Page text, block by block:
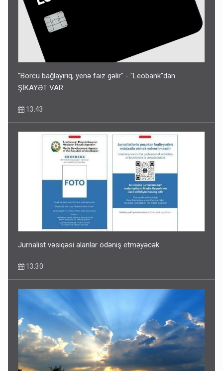
"Borcu bağlayırıq, yenə faiz gəlir" - "Leobank"dan
ŞİKAYƏT VAR
13:43
Jurnalist vəsiqəsi alanlar ödəniş etməyəcək
13:30